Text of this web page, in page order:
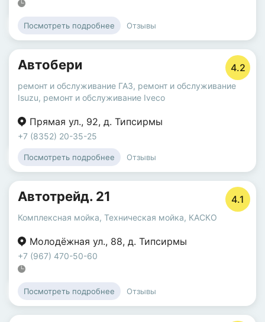
Посмотреть подробнее Отзывы
Автобери 4.2
ремонт и обслуживание ГАЗ, ремонт и обслуживание
Isuzu, ремонт и обслуживание Iveco
Прямая ул., 92, д. Типсирмы
+7 (8352) 20-35-25
Посмотреть подробнее Отзывы
Автотрейд. 21 4.1
Комплексная мойка, Техническая мойка, КАСКО
Молодёжная ул., 88, д. Типсирмы
+7 (967) 470-50-60
Посмотреть подробнее Отзывы